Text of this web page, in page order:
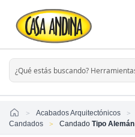
HomeAcabados Arquitectónicos
Candados
Candado Tipo Alemán